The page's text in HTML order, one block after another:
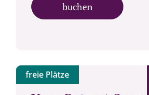
buchen
freie Plätze